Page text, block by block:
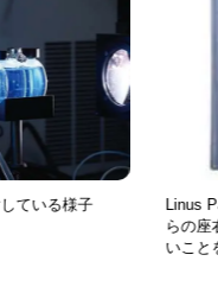
いる様子
Linus
らの座右
いことを